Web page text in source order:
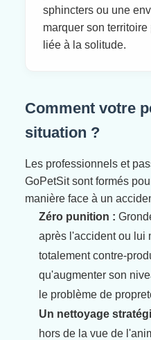
sphincters ou une
marquer son
liée à la solitude.
Comment votre
situation ?
Les professionnels et
GoPetSit sont formés
manière face à un
Zéro punition :
après l'accident ou lui
totalement contre-
qu'augmenter son
le problème de
Un nettoyage
hors de la vue de